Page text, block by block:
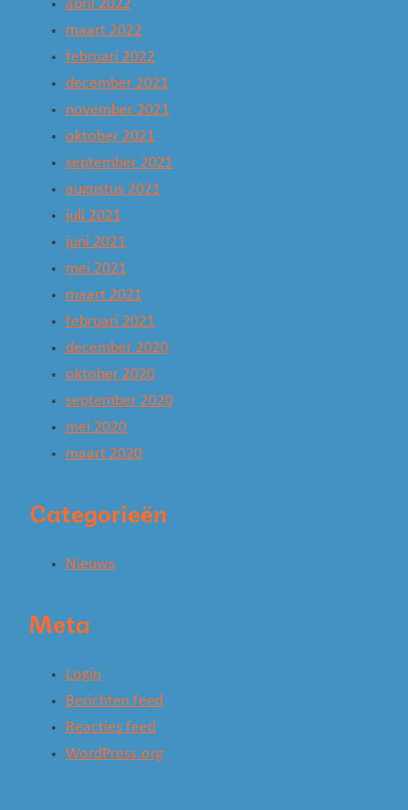
april 2022
maart 2022
februari 2022
december 2021
november 2021
oktober 2021
september 2021
augustus 2021
juli 2021
juni 2021
mei 2021
maart 2021
februari 2021
december 2020
oktober 2020
september 2020
mei 2020
maart 2020
Categorieën
Nieuws
Meta
Login
Berichten feed
Reacties feed
WordPress.org